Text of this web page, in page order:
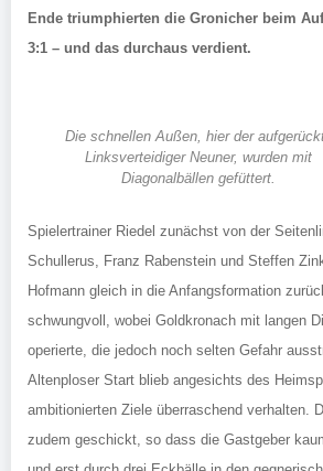
Ende triumphierten die Gronicher beim
3:1 – und das durchaus verdient.
Die schnellen Außen, hier der
Linksverteidiger Neuner, wurden mit
Diagonalbällen gefüttert.
Spielertrainer Riedel zunächst von der
Schullerus, Franz Rabenstein und Steffen
Hofmann gleich in die Anfangsformation
schwungvoll, wobei Goldkronach mit langen
operierte, die jedoch noch selten Gefahr
Altenploser Start blieb angesichts des
ambitionierten Ziele überraschend verhalten.
zudem geschickt, so dass die Gastgeber